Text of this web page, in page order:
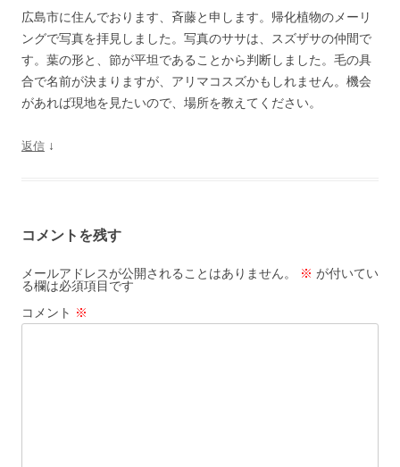
広島市に住んでおります、斉藤と申します。帰化植物のメーリ
ングで写真を拝見しました。写真のササは、スズザサの仲間で
す。葉の形と、節が平坦であることから判断しました。毛の具
合で名前が決まりますが、アリマコスズかもしれません。機会
があれば現地を見たいので、場所を教えてください。
返信 ↓
コメントを残す
メールアドレスが公開されることはありません。 ※ が付いてい
る欄は必須項目です
コメント ※